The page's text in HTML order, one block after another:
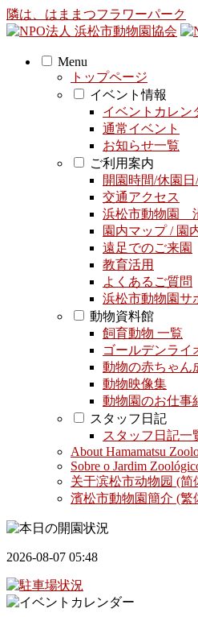
隣は、はままつフラワーパーク
Menu
トップページ
イベント情報
イベントカレン
通常イベント
お知らせ一覧
ご利用案内
開園時間/休園
交通アクセス
浜松市動物園
園内マップ / 園
遠足でのご来園
教育活用
よくあるご質問
浜松市動物園サ
動物資料館
飼育動物 一覧
ゴールデンライ
動物の赤ちゃん
動物映像集
動物園のお仕事
スタッフ日記
スタッフ日記一
About Hamamatsu
Sobre o Jardim
关于滨松市动物园 (简
濱松市動物園簡介 (繁
2026-08-07 05:48